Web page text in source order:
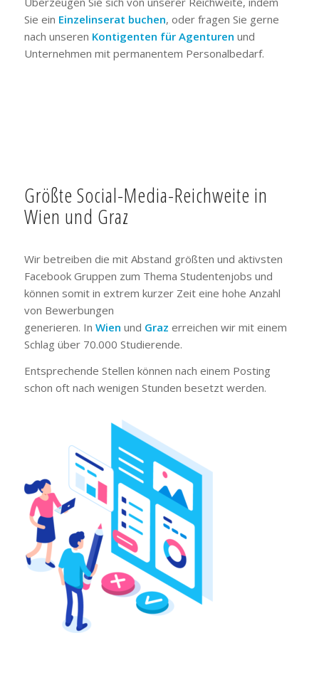
Sie ein Einzelinserat buchen, oder fragen Sie gerne
nach unseren Kontigenten für Agenturen und
Unternehmen mit permanentem Personalbedarf.
Größte Social-Media-Reichweite in
Wien und Graz
Wir betreiben die mit Abstand größten und aktivsten
Facebook Gruppen zum Thema Studentenjobs und
können somit in extrem kurzer Zeit eine hohe Anzahl
von Bewerbungen
generieren. In Wien und Graz erreichen wir mit einem
Schlag über 70.000 Studierende.
Entsprechende Stellen können nach einem Posting
schon oft nach wenigen Stunden besetzt werden.